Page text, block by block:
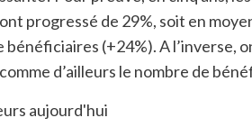
progressé de 29%, soit en
(+24%). A l’inverse,
d’ailleurs le nombre de
aujourd'hui